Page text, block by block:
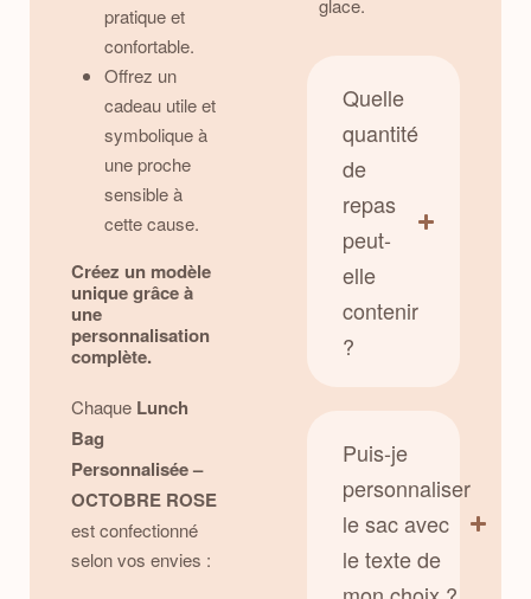
pratique et
confortable.
Offrez un
cadeau utile et
symbolique à
une proche
sensible à
cette cause.
Créez un modèle
unique grâce à
une
personnalisation
complète.
Chaque Lunch
Bag
Personnalisée –
OCTOBRE ROSE
est confectionné
selon vos envies :
glace.
Quelle
quantité
de
repas
peut-
elle
contenir
?
Puis-je
personnaliser
le sac avec
le texte de